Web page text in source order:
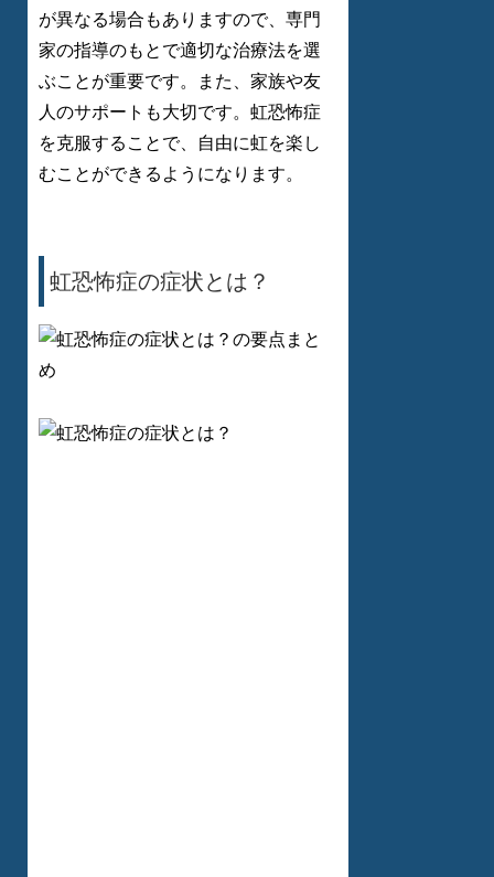
が異なる場合もありますので、専門
家の指導のもとで適切な治療法を選
ぶことが重要です。また、家族や友
人のサポートも大切です。虹恐怖症
を克服することで、自由に虹を楽し
むことができるようになります。
虹恐怖症の症状とは？